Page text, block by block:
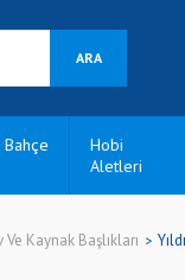
ARA
Bahçe
Hobi
Aletleri
Ve Kaynak Başlıkları